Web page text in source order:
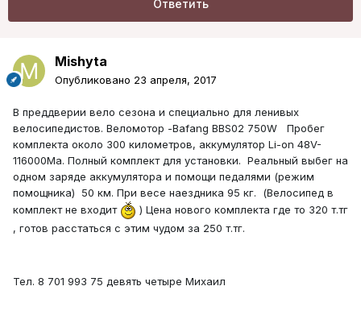
Ответить
Mishyta
Опубликовано 23 апреля, 2017
В преддверии вело сезона и специально для ленивых
велосипедистов. Веломотор -Bafang BBS02 750W Пробег
комплекта около 300 километров, аккумулятор Li-on 48V-
116000Ma. Полный комплект для установки. Реальный выбег на
одном заряде аккумулятора и помощи педалями (режим
помощника) 50 км. При весе наездника 95 кг. (Велосипед в
комплект не входит
) Цена нового комплекта где то 320 т.тг
, готов расстаться с этим чудом за 250 т.тг.
Тел. 8 701 993 75 девять четыре Михаил